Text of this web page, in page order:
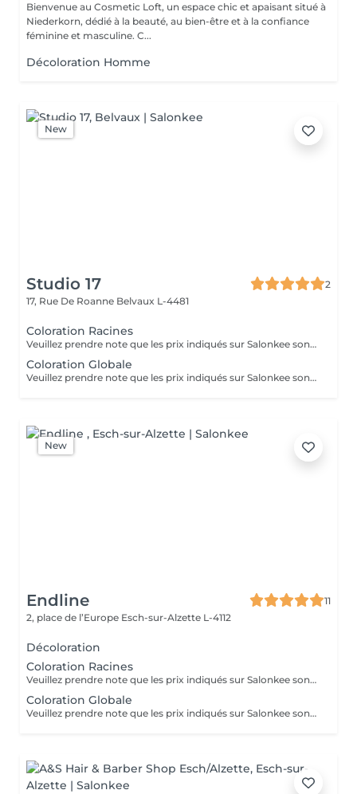
Bienvenue au Cosmetic Loft, un espace chic et apaisant situé à
Niederkorn, dédié à la beauté, au bien-être et à la confiance
féminine et masculine. C...
Décoloration Homme
New
Studio 17
2
17, Rue De Roanne Belvaux L-4481
Coloration Racines
Veuillez prendre note que les prix indiqués sur Salonkee sont communiqués à titre informatif et s'entendent de base. Ces derniers sont susceptibles de varier selon le diagnostic réalisé à votre arrivée au salon et l'expertise du professionnel à qui vous confiez votre beauté. Dans tous les cas, un devis précis vous sera proposé et toutes réalisations de prestations seront effectuées avec votre accord. Un grand merci d'avance pour votre compréhension. Au plaisir de vous recevoir très vite.
Coloration Globale
Veuillez prendre note que les prix indiqués sur Salonkee sont communiqués à titre informatif et s'entendent de base. Ces derniers sont susceptibles de varier selon le diagnostic réalisé à votre arrivée au salon et l'expertise du professionnel à qui vous confiez votre beauté. Dans tous les cas, un devis précis vous sera proposé et toutes réalisations de prestations seront effectuées avec votre accord. Un grand merci d'avance pour votre compréhension. Au plaisir de vous recevoir très vite.
New
Endline
11
2, place de l’Europe Esch-sur-Alzette L-4112
Décoloration
Coloration Racines
Veuillez prendre note que les prix indiqués sur Salonkee sont communiqués à titre informatif et s'entendent de base. Ces derniers sont susceptibles de varier selon le diagnostic réalisé à votre arrivée au salon et l'expertise du professionnel à qui vous confiez votre beauté. Dans tous les cas, un devis précis vous sera proposé et toutes réalisations de prestations seront effectuées avec votre accord. Un grand merci d'avance pour votre compréhension. Au plaisir de vous recevoir très vite.
Coloration Globale
Veuillez prendre note que les prix indiqués sur Salonkee sont communiqués à titre informatif et s'entendent de base. Ces derniers sont susceptibles de varier selon le diagnostic réalisé à votre arrivée au salon et l'expertise du professionnel à qui vous confiez votre beauté. Dans tous les cas, un devis précis vous sera proposé et toutes réalisations de prestations seront effectuées avec votre accord. Un grand merci d'avance pour votre compréhension. Au plaisir de vous recevoir très vite.